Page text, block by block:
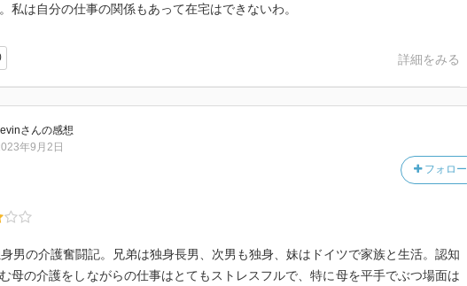
私は自分の仕事の関係もあって在宅はできないわ。
詳細をみる
さんの感想
フォロー
年9月2日
男の介護奮闘記。兄弟は独身長男、次男も独身、妹はドイツで家族と生活。認知
母の介護をしながらの仕事はとてもストレスフルで、特に母を平手でぶつ場面は